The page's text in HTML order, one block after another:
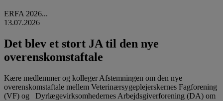
ERFA 2026...
13.07.2026
Det blev et stort JA til den nye
overenskomstaftale
Kære medlemmer og kolleger Afstemningen om den nye
overenskomstaftale mellem Veterinærsygeplejerskernes Fagforening
(VF) og Dyrlægevirksomhedernes Arbejdsgiverforening (DA) om